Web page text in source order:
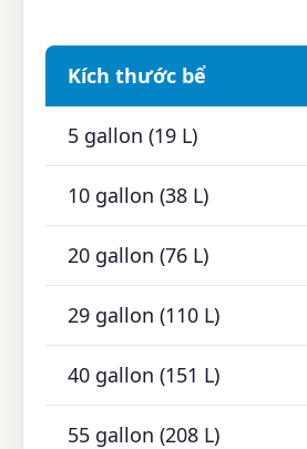
Kích thước bể
5 gallon (19 L)
10 gallon (38 L)
20 gallon (76 L)
29 gallon (110 L)
40 gallon (151 L)
55 gallon (208 L)